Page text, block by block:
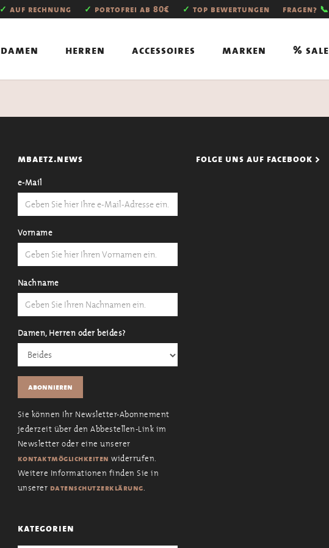
✓ auf rechnung ✓ portofrei ab 80€ ✓ top bewertungen fragen? 📞
damen herren accessoires marken % sale
mbaetz.news
e-Mail
Vorname
Nachname
Damen, Herren oder beides?
Sie können Ihr Newsletter-Abonnement
jederzeit über den Abbestellen-Link im
Newsletter oder eine unserer
kontaktmöglichkeiten widerrufen.
Weitere Informationen finden Sie in
unserer datenschutzerklärung.
kategorien
folge uns auf facebook >